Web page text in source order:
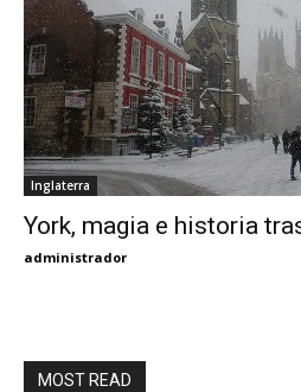
Thru
My
Inglaterra
York, magia e historia
administrador
MOST READ